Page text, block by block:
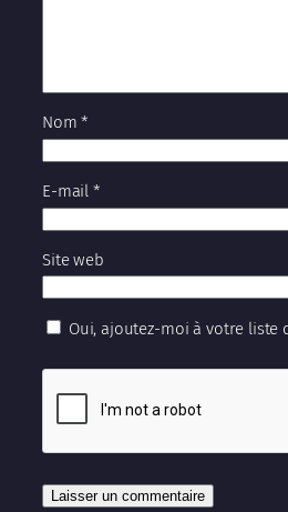
Nom*
E-mail *
Site web
Oui, ajoutez-moi à votre liste